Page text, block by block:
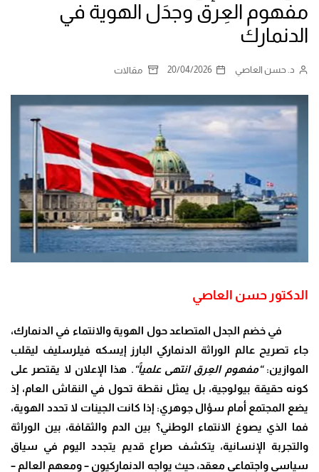
مفهوم العِرق وجدَل الهوية في
الدنمارك
د. حسن العاصي 20/04/2026 مقالات
الدكتور حسن العاصي
في خضم الجدل المتصاعد حول الهوية والانتماء في الدنمارك،
جاء تصريح عالم الوراثة الدنماركي البارز إيسكه فيلرسليف ليقلب
الموازين:“مفهوم العِرق انتهى علمياً“ . هذا الإعلان لا يقتصر على
كونه حقيقة بيولوجية، بل يمثل نقطة تحول في النقاش العام، إذ
يضع المجتمع أمام سؤال جوهري: إذا كانت الجينات لا تحدد الهوية،
فما الذي يصوغ الانتماء الوطني؟ بين الدم والثقافة، بين الوراثة
والتجربة الإنسانية، يتكشف صراع قديم يتجدد اليوم في سياق
سياسي واجتماعي معقد، حيث يواجه الدنماركيون – ومعهم العالم –